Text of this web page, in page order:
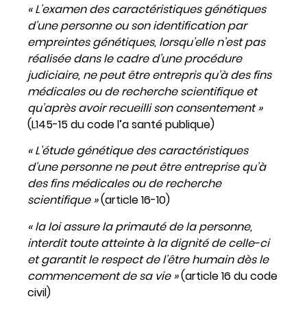
« L’examen des caractéristiques génétiques
d’une personne ou son identification par
empreintes génétiques, lorsqu’elle n’est pas
réalisée dans le cadre d’une procédure
judiciaire, ne peut être entrepris qu’à des fins
médicales ou de recherche scientifique et
qu’après avoir recueilli son consentement »
(L145-15 du code l’a santé publique)
« L’étude génétique des caractéristiques
d’une personne ne peut être entreprise qu’à
des fins médicales ou de recherche
scientifique »(article 16-10)
« la loi assure la primauté de la personne,
interdit toute atteinte à la dignité de celle-ci
et garantit le respect de l’être humain dès le
commencement de sa vie »(article 16 du code
civil)